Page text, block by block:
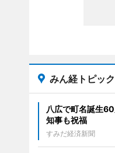
みん経トピッ
八広で町名誕生
知事も祝福
すみだ経済新聞